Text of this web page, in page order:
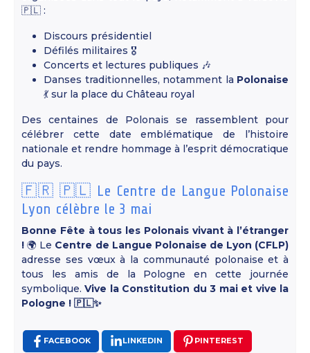
🇵🇱 :
Discours présidentiel
Défilés militaires 🎖️
Concerts et lectures publiques 🎶
Danses traditionnelles, notamment la Polonaise
💃 sur la place du Château royal
Des centaines de Polonais se rassemblent pour
célébrer cette date emblématique de l’histoire
nationale et rendre hommage à l’esprit démocratique
du pays.
🇫🇷 🇵🇱 Le Centre de Langue Polonaise
Lyon célèbre le 3 mai
Bonne Fête à tous les Polonais vivant à l’étranger
! 🌍 Le Centre de Langue Polonaise de Lyon (CFLP)
adresse ses vœux à la communauté polonaise et à
tous les amis de la Pologne en cette journée
symbolique.Vive la Constitution du 3 mai et vive la
Pologne ! 🇵🇱✨
FACEBOOK LINKEDIN PINTEREST